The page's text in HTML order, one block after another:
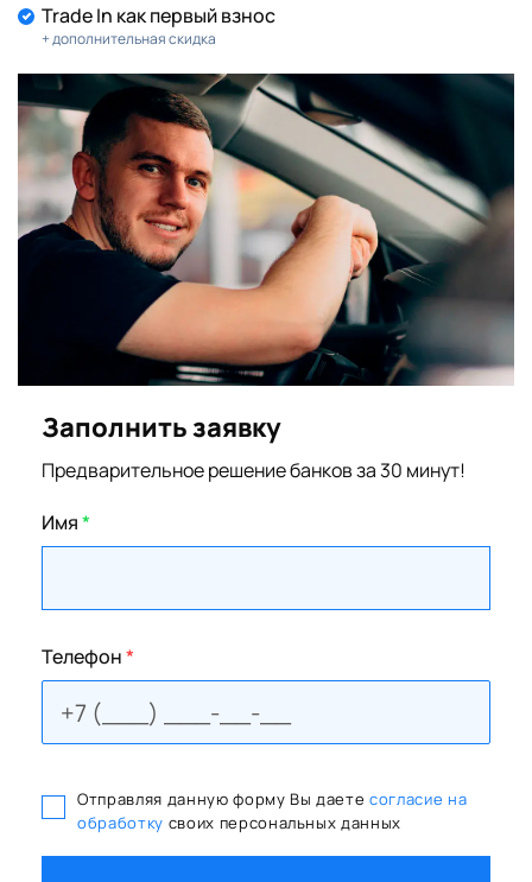
Trade In как первый взнос
+ дополнительная скидка
Заполнить заявку
Предварительное решение банков за 30 минут!
Имя*
Телефон*
Отправляя данную форму Вы даете согласие на
обработку своих персональных данных